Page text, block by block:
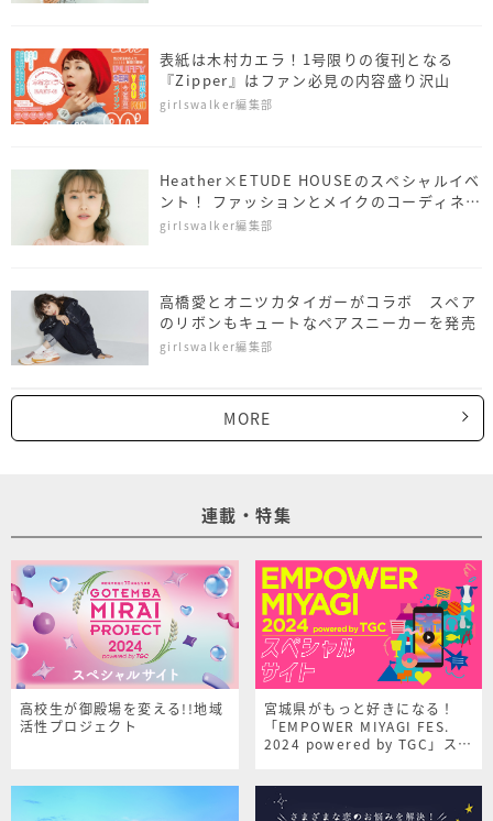
表紙は木村カエラ！1号限りの復刊となる
『Zipper』はファン必見の内容盛り沢山
girlswalker編集部
Heather×ETUDE HOUSEのスペシャルイベ
ント！ ファッションとメイクのコーディネー
トが見つかる♡
girlswalker編集部
高橋愛とオニツカタイガーがコラボ スペア
のリボンもキュートなペアスニーカーを発売
girlswalker編集部
MORE
連載・特集
高校生が御殿場を変える!!地域
活性プロジェクト
宮城県がもっと好きになる！
「EMPOWER MIYAGI FES.
2024 powered by TGC」スペ